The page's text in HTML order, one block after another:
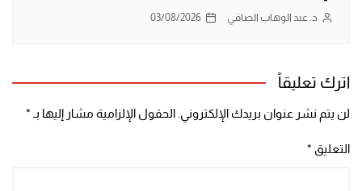
د. عبد الوهاب الصافي 03/08/2026
اترك تعليقاً
لن يتم نشر عنوان بريدك الإلكتروني. الحقول الإلزامية مشار إليها بـ *
التعليق *